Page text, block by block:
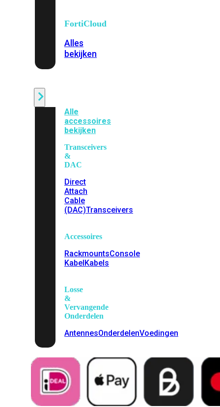
FortiCloud
Alles
bekijken
Alle
accessoires
bekijken
Transceivers
&
DAC
Direct
Attach
Cable
(DAC)Transceivers
Accessoires
RackmountsConsole
KabelKabels
Losse
&
Vervangende
Onderdelen
AntennesOnderdelenVoedingen